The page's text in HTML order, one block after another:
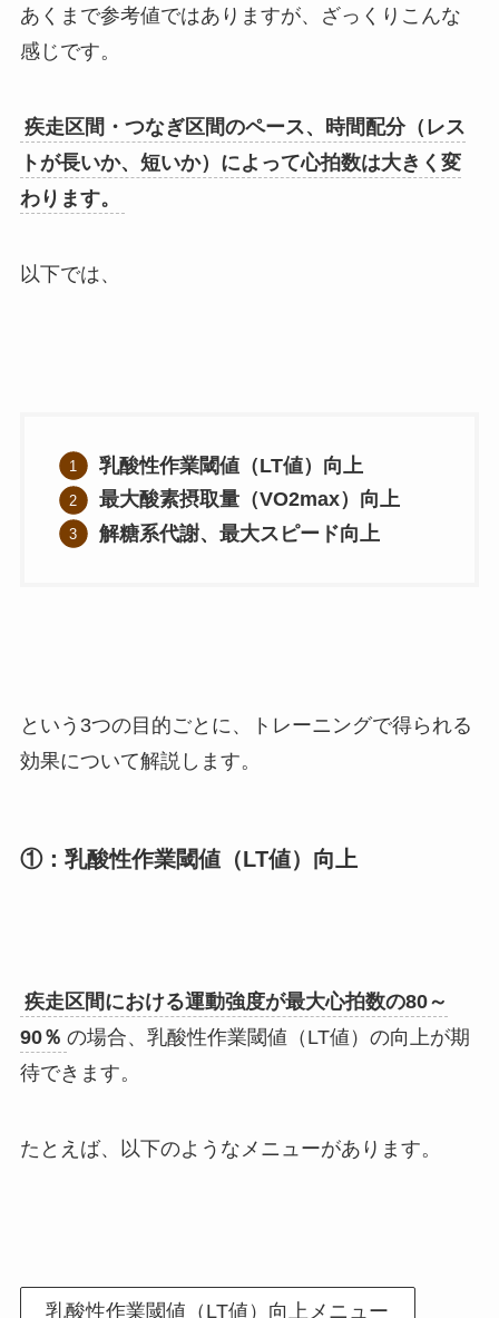
あくまで参考値ではありますが、ざっくりこんな
感じです。
疾走区間・つなぎ区間のペース、時間配分（レス
トが長いか、短いか）によって心拍数は大きく変
わります。
以下では、
乳酸性作業閾値（LT値）向上
最大酸素摂取量（VO2max）向上
解糖系代謝、最大スピード向上
という3つの目的ごとに、トレーニングで得られる
効果について解説します。
①：乳酸性作業閾値（LT値）向上
疾走区間における運動強度が最大心拍数の80～
90％ の場合、乳酸性作業閾値（LT値）の向上が期
待できます。
たとえば、以下のようなメニューがあります。
乳酸性作業閾値（LT値）向上メニュー